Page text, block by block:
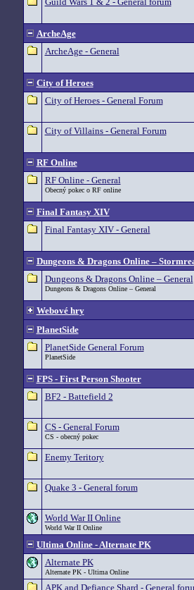
ArcheAge
ArcheAge - General
City of Heroes
City of Heroes - General Forum
City of Villains - General Forum
RF Online
RF Online - General
Obecný pokec o RF online
Final Fantasy XIV
Final Fantasy XIV - General
Dungeons & Dragons Online –
Dungeons & Dragons Online – General
Dungeons & Dragons Online – General
Webové hry
PlanetSide
PlanetSide General Forum
PlanetSide
FPS - First Person Shooter
BF2 - Battefield 2
CS - General Forum
CS - obecný pokec
Enemy Teritory
Quake 3 - General forum
World War II Online
World War II Online
Ultima Online - Alternate PK
Alternate PK
Alternate PK - Ultima Online
APK and Defiance Shard - General